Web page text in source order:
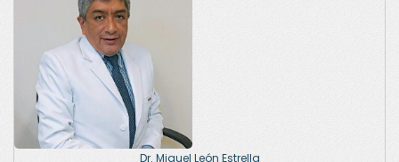
Dr. Miguel León Estrella